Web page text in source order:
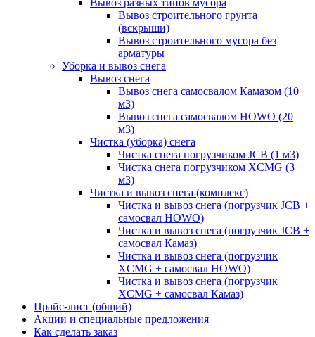
Вывоз разных типов мусора
Вывоз строительного грунта
(вскрыши)
Вывоз строительного мусора без
арматуры
Уборка и вывоз снега
Вывоз снега
Вывоз снега самосвалом Камазом (10
м3)
Вывоз снега самосвалом HOWO (20
м3)
Чистка (уборка) снега
Чистка снега погрузчиком JCB (1 м3)
Чистка снега погрузчиком XCMG (3
м3)
Чистка и вывоз снега (комплекс)
Чистка и вывоз снега (погрузчик JCB +
самосвал HOWO)
Чистка и вывоз снега (погрузчик JCB +
самосвал Камаз)
Чистка и вывоз снега (погрузчик
XCMG + самосвал HOWO)
Чистка и вывоз снега (погрузчик
XCMG + самосвал Камаз)
Прайс-лист (общий)
Акции и специальные предложения
Как сделать заказ